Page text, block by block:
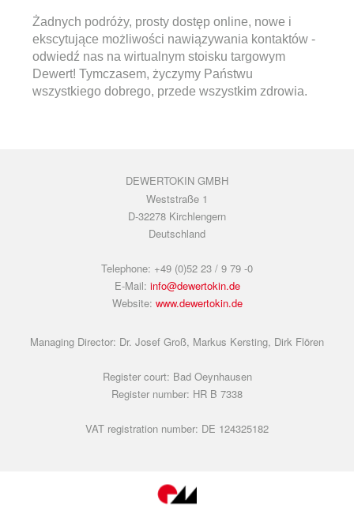
Żadnych podróży, prosty dostęp online, nowe i
ekscytujące możliwości nawiązywania kontaktów -
odwiedź nas na wirtualnym stoisku targowym
Dewert! Tymczasem, życzymy Państwu
wszystkiego dobrego, przede wszystkim zdrowia.
DEWERTOKIN GMBH
Weststraße 1
D-32278 Kirchlengern
Deutschland
Telephone: +49 (0)52 23 / 9 79 -0
E-Mail: info@dewertokin.de
Website: www.dewertokin.de
Managing Director: Dr. Josef Groß, Markus Kersting, Dirk Flören
Register court: Bad Oeynhausen
Register number: HR B 7338
VAT registration number: DE 124325182